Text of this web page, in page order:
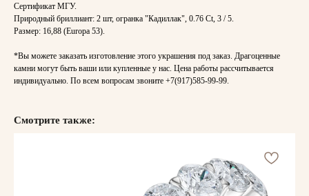
Сертификат МГУ.
Природный бриллиант: 2 шт, огранка "Кадиллак", 0.76 Ct, 3 / 5.
Размер: 16,88 (Europa 53).
*Вы можете заказать изготовление этого украшения под заказ. Драгоценные
камни могут быть ваши или купленные у нас. Цена работы рассчитывается
индивидуально. По всем вопросам звоните +7(917)585-99-99.
Смотрите также: